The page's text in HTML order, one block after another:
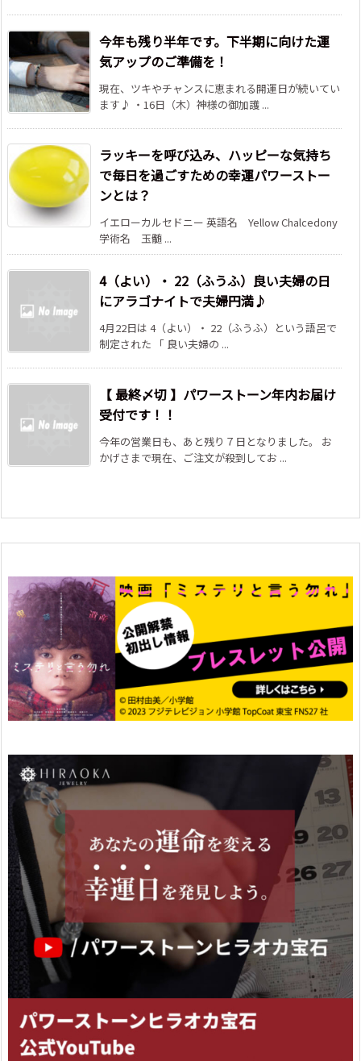
今年も残り半年です。下半期に向けた運
気アップのご準備を！
現在、ツキやチャンスに恵まれる開運日が続いてい
ます♪ ・16日（木）神様の御加護 ...
ラッキーを呼び込み、ハッピーな気持ち
で毎日を過ごすための幸運パワーストー
ンとは？
イエローカルセドニー 英語名 Yellow Chalcedony
学術名 玉髄 ...
4（よい）・ 22（ふうふ）良い夫婦の日
にアラゴナイトで夫婦円満♪
4月22日は 4（よい）・ 22（ふうふ）という語呂で
制定された 「 良い夫婦の ...
【 最終〆切 】パワーストーン年内お届け
受付です！！
今年の営業日も、あと残り７日となりました。 お
かげさまで現在、ご注文が殺到してお ...